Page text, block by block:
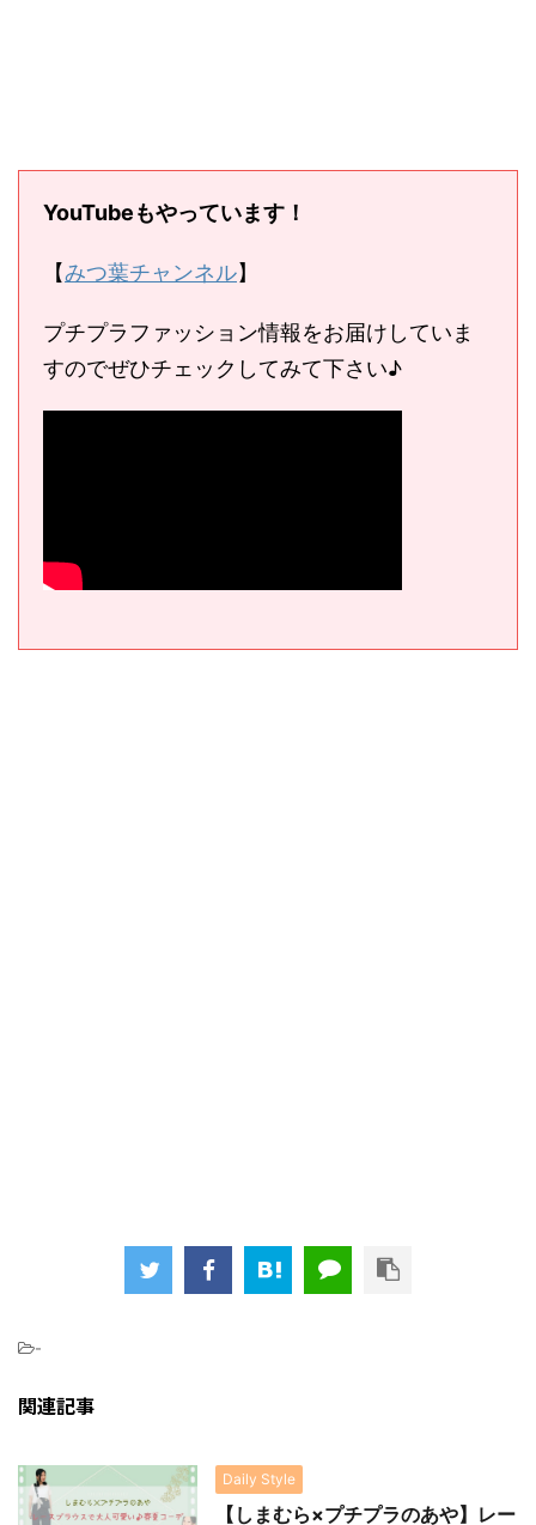
YouTubeもやっています！
【みつ葉チャンネル】
プチプラファッション情報をお届けしていま
すのでぜひチェックしてみて下さい♪
-
関連記事
Daily Style
【しまむら×プチプラのあや】レー